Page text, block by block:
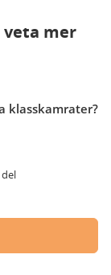
mer
klasskamrater?